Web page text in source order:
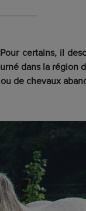
certains, il
dans la région
de chevaux